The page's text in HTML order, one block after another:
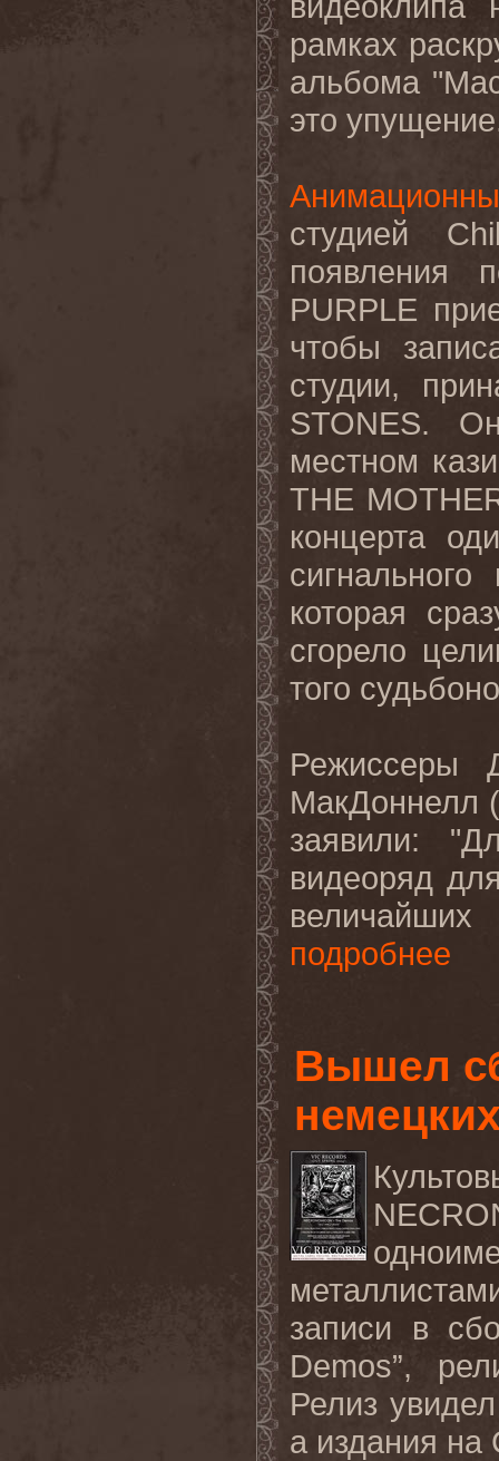
рамках
альбома "
это
студией
появления
PURPLE
чтобы
студии,
STONES.
местном
THE
концерта
которая
сгорело
того
Режиссеры
МакДоннелл (
заявили:
видеоряд
подробнее
Вышел
записи в
Demos”,
Релиз
а издания на